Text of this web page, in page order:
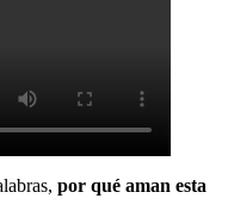
por qué aman esta